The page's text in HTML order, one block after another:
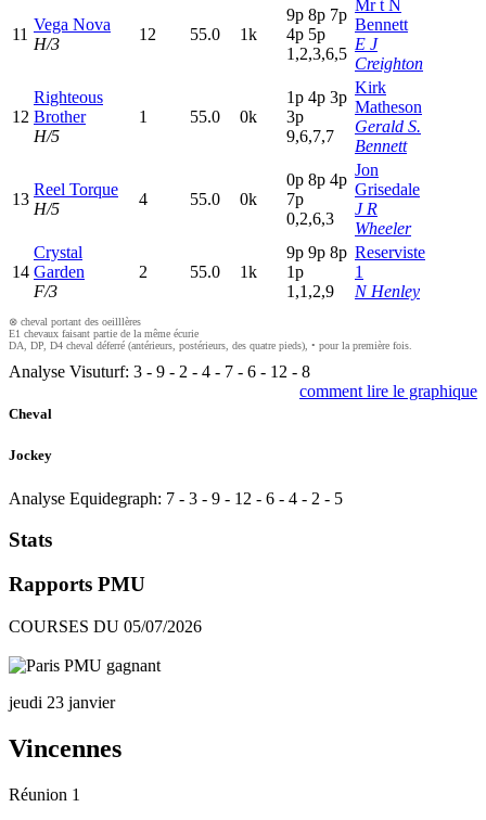
11
Vega Nova
H/3
12 55.0 1k
9p 8p 7p
4p 5p
1,2,3,6,5
Mr t N
Bennett
E J
Creighton
12
Righteous
Brother
H/5
1 55.0 0k
1p 4p 3p
3p
9,6,7,7
Kirk
Matheson
Gerald S.
Bennett
13
Reel Torque
H/5
4 55.0 0k
0p 8p 4p
7p
0,2,6,3
Jon
Grisedale
J R
Wheeler
14
Crystal
Garden
F/3
2 55.0 1k
9p 9p 8p
1p
1,1,2,9
Reserviste
1
N Henley
⊗ cheval portant des oeilllères
E1 chevaux faisant partie de la même écurie
DA, DP, D4 cheval déferré (antérieurs, postérieurs, des quatre pieds), • pour la première fois.
Analyse Visuturf: 3 - 9 - 2 - 4 - 7 - 6 - 12 - 8
comment lire le graphique
Cheval
Jockey
Analyse Equidegraph: 7 - 3 - 9 - 12 - 6 - 4 - 2 - 5
Stats
Rapports PMU
COURSES DU 05/07/2026
jeudi 23 janvier
Vincennes
Réunion 1